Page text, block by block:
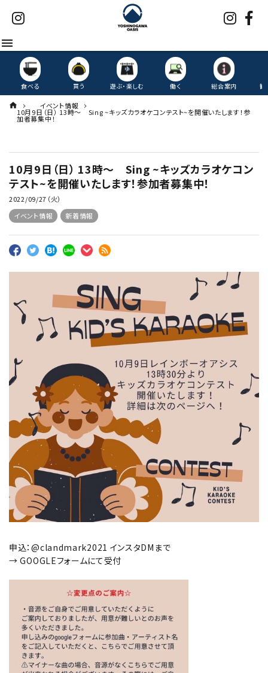
menu
食べる 買う 遊ぶ・楽しむ 働く 総合案内 観
イベント情報
10月9日（日） 13時〜 Sing ~キッズカラオケコンテスト~を開催いたします！参
加者募集中！
10月9日（日） 13時〜 Sing ~キッズカラオケコン
テスト~を開催いたします！参加者募集中！
2022/09/27（火）
イベント情報
新着情報
申込：@clandmark2021 インスタDMまで
→ GOOGLEフォームにて受付